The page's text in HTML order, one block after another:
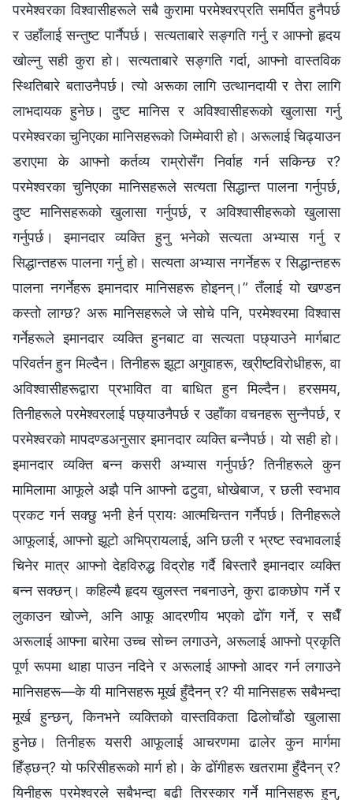
परमेश्‍वरका विश्‍वासीहरूले सबै कुरामा परमेश्‍वरप्रति समर्पित हुनैपर्छ
र उहाँलाई सन्तुष्ट पार्नैपर्छ। सत्यताबारे सङ्गति गर्नु र आफ्नो हृदय
खोल्नु सही कुरा हो। सत्यताबारे सङ्गति गर्दा, आफ्नो वास्तविक
स्थितिबारे बताउनैपर्छ। त्यो अरूका लागि उत्थानदायी र तेरा लागि
लाभदायक हुनेछ। दुष्ट मानिस र अविश्‍वासीहरूको खुलासा गर्नु
परमेश्‍वरका चुनिएका मानिसहरूको जिम्मेवारी हो। अरूलाई चिढ्याउन
डराएमा के आफ्नो कर्तव्य राम्रोसँग निर्वाह गर्न सकिन्छ र?
परमेश्‍वरका चुनिएका मानिसहरूले सत्यता सिद्धान्त पालना गर्नुपर्छ,
दुष्ट मानिसहरूको खुलासा गर्नुपर्छ, र अविश्‍वासीहरूको खुलासा
गर्नुपर्छ। इमानदार व्यक्ति हुनु भनेको सत्यता अभ्यास गर्नु र
सिद्धान्तहरू पालना गर्नु हो। सत्यता अभ्यास नगर्नेहरू र सिद्धान्तहरू
पालना नगर्नेहरू इमानदार मानिसहरू होइनन्।” तँलाई यो खण्डन
कस्तो लाग्छ? अरू मानिसहरूले जे सोचे पनि, परमेश्‍वरमा विश्‍वास
गर्नेहरूले इमानदार व्यक्ति हुनबाट वा सत्यता पछ्याउने मार्गबाट
परिवर्तन हुन मिल्दैन। तिनीहरू झूटा अगुवाहरू, ख्रीष्टविरोधीहरू, वा
अविश्‍वासीहरूद्वारा प्रभावित वा बाधित हुन मिल्दैन। हरसमय,
तिनीहरूले परमेश्‍वरलाई पछ्याउनैपर्छ र उहाँका वचनहरू सुन्‍नैपर्छ, र
परमेश्‍वरको मापदण्डअनुसार इमानदार व्यक्ति बन्नैपर्छ। यो सही हो।
इमानदार व्यक्ति बन्न कसरी अभ्यास गर्नुपर्छ? तिनीहरूले कुन
मामिलामा आफूले अझै पनि आफ्नो ढटुवा, धोखेबाज, र छली स्वभाव
प्रकट गर्न सक्छु भनी हेर्न प्रायः आत्मचिन्तन गर्नैपर्छ। तिनीहरूले
आफूलाई, आफ्नो झूटो अभिप्रायलाई, अनि छली र भ्रष्ट स्वभावलाई
चिनेर मात्र आफ्नो देहविरुद्ध विद्रोह गर्दै बिस्तारै इमानदार व्यक्ति
बन्न सक्छन्। कहिल्यै हृदय खुलस्त नबनाउने, कुरा ढाकछोप गर्ने र
लुकाउन खोज्ने, अनि आफू आदरणीय भएको ढोँग गर्ने, र सधैँ
अरूलाई आफ्ना बारेमा उच्च सोच्न लगाउने, अरूलाई आफ्नो प्रकृति
पूर्ण रूपमा थाहा पाउन नदिने र अरूलाई आफ्‍नो आदर गर्न लगाउने
मानिसहरू—के यी मानिसहरू मूर्ख हुँदैनन् र? यी मानिसहरू सबैभन्दा
मूर्ख हुन्छन्, किनभने व्यक्तिको वास्तविकता ढिलोचाँडो खुलासा
हुनेछ। तिनीहरू यसरी आफूलाई आचरणमा ढालेर कुन मार्गमा
हिँड्छन्? यो फरिसीहरूको मार्ग हो। के ढोँगीहरू खतरामा हुँदैनन् र?
यिनीहरू परमेश्‍वरले सबैभन्दा बढी तिरस्कार गर्ने मानिसहरू हुन्,